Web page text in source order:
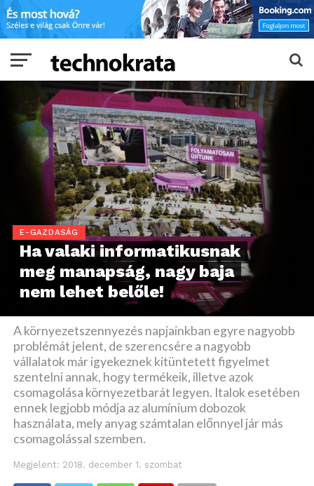
E-GAZDASÁG
Ha valaki informatikusnak
meg manapság, nagy baja
nem lehet belőle!
A környezetszennyezés napjainkban egyre nagyobb
problémát jelent, de szerencsére a nagyobb
vállalatok már igyekeznek kitüntetett figyelmet
szentelni annak, hogy termékeik, illetve azok
csomagolása környezetbarát legyen. Italok esetében
ennek legjobb módja az alumínium dobozok
használata, mely anyag számtalan előnnyel jár más
csomagolással szemben.
Megjelent: 2018. december 1. szombat